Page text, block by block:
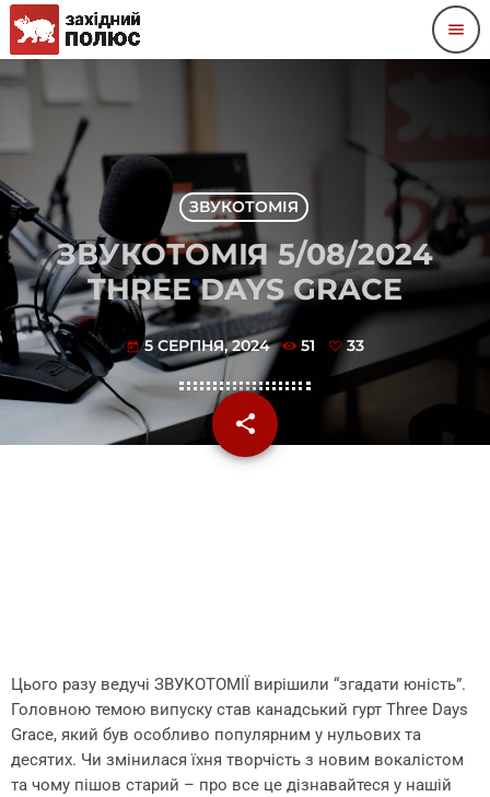
menu
ЗВУКОТОМІЯ
ЗВУКОТОМІЯ 5/08/2024
THREE DAYS GRACE
today 5 СЕРПНЯ, 2024 51 33
share
email
Цього разу ведучі ЗВУКОТОМІЇ вирішили “згадати юність”.
Головною темою випуску став канадський гурт Three Days
Grace, який був особливо популярним у нульових та
десятих. Чи змінилася їхня творчість з новим вокалістом
та чому пішов старий – про все це дізнавайтеся у нашій